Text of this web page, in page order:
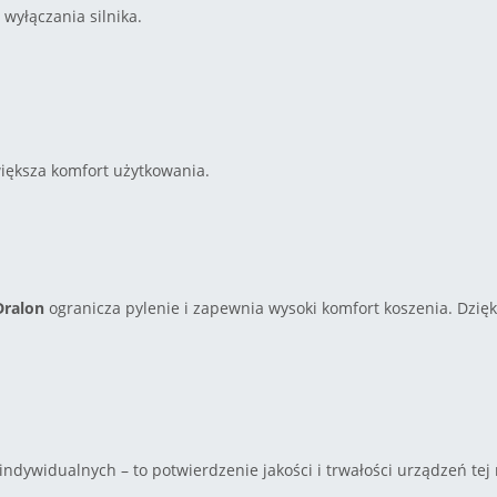
silnika.
komfort użytkowania.
ogranicza pylenie i zapewnia wysoki komfort koszenia.
– to potwierdzenie jakości i trwałości urządzeń tej